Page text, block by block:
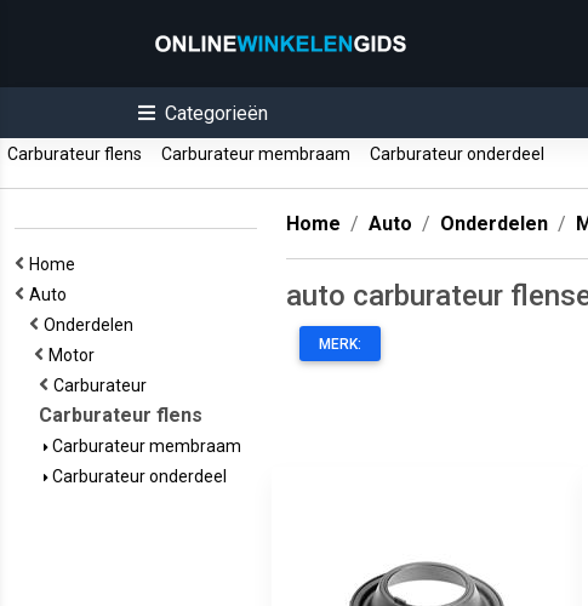
Categorieën
Carburateur flens Carburateur membraam Carburateur onderdeel
Home
Auto
Onderdelen
Motor
Carburateur
Carburateur flens
Carburateur membraam
Carburateur onderdeel
Home Auto Onderdelen
auto carburateur
MERK: